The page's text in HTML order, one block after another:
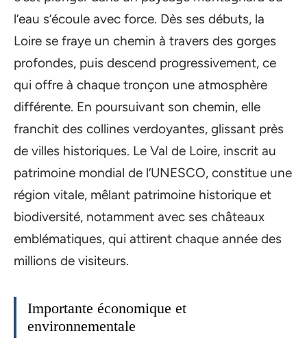
l’eau s’écoule avec force. Dès ses débuts, la
Loire se fraye un chemin à travers des gorges
profondes, puis descend progressivement, ce
qui offre à chaque tronçon une atmosphère
différente. En poursuivant son chemin, elle
franchit des collines verdoyantes, glissant près
de villes historiques. Le Val de Loire, inscrit au
patrimoine mondial de l’UNESCO, constitue une
région vitale, mêlant patrimoine historique et
biodiversité, notamment avec ses châteaux
emblématiques, qui attirent chaque année des
millions de visiteurs.
Importante économique et
environnementale